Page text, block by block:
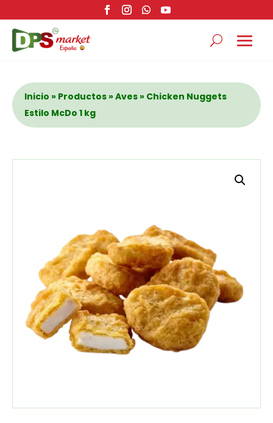
Inicio » Productos »Aves » Chicken Nuggets
Estilo McDo 1 kg